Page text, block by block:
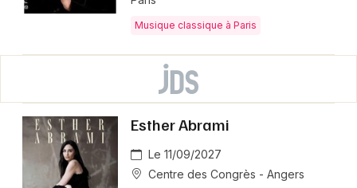
Musique classique à Paris
Esther Abrami
Le 11/09/2027
Centre des Congrès - Angers